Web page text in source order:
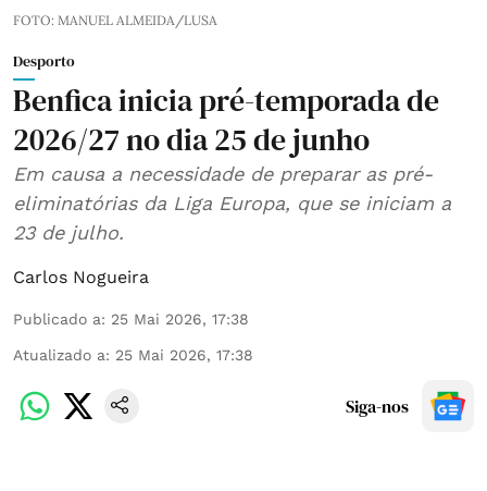
FOTO: MANUEL ALMEIDA/LUSA
Desporto
Benfica inicia pré-temporada de
2026/27 no dia 25 de junho
Em causa a necessidade de preparar as pré-
eliminatórias da Liga Europa, que se iniciam a
23 de julho.
Carlos Nogueira
Publicado a: 25 Mai 2026, 17:38
Atualizado a: 25 Mai 2026, 17:38
Siga-nos